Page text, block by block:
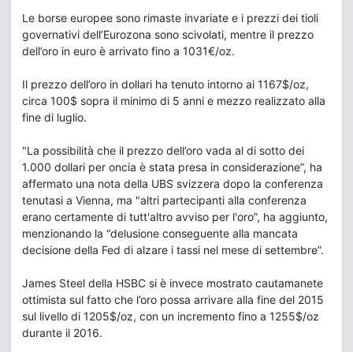
Le borse europee sono rimaste invariate e i prezzi dei tioli
governativi dell’Eurozona sono scivolati, mentre il prezzo
dell’oro in euro è arrivato fino a 1031€/oz.
Il prezzo dell’oro in dollari ha tenuto intorno ai 1167$/oz,
circa 100$ sopra il minimo di 5 anni e mezzo realizzato alla
fine di luglio.
"La possibilità che il prezzo dell’oro vada al di sotto dei
1.000 dollari per oncia è stata presa in considerazione”, ha
affermato una nota della UBS svizzera dopo la conferenza
tenutasi a Vienna, ma "altri partecipanti alla conferenza
erano certamente di tutt'altro avviso per l'oro”, ha aggiunto,
menzionando la “delusione conseguente alla mancata
decisione della Fed di alzare i tassi nel mese di settembre”.
James Steel della HSBC si è invece mostrato cautamanete
ottimista sul fatto che l’oro possa arrivare alla fine del 2015
sul livello di 1205$/oz, con un incremento fino a 1255$/oz
durante il 2016.